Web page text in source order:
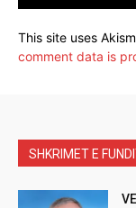
This site uses
comment data is
SHKRIMET E